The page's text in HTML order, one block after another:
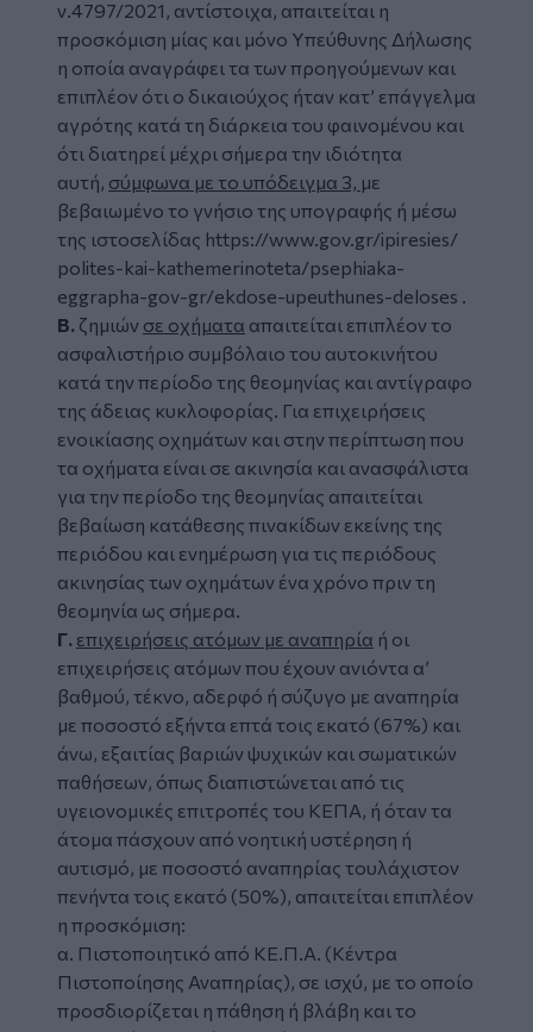
ν.4797/2021, αντίστοιχα, απαιτείται η
προσκόμιση μίας και μόνο Υπεύθυνης Δήλωσης
η οποία αναγράφει τα των προηγούμενων και
επιπλέον ότι ο δικαιούχος ήταν κατ’ επάγγελμα
αγρότης κατά τη διάρκεια του φαινομένου και
ότι διατηρεί μέχρι σήμερα την ιδιότητα
αυτή, σύμφωνα με το υπόδειγμα 3, με
βεβαιωμένο το γνήσιο της υπογραφής ή μέσω
της ιστοσελίδας https://www.gov.gr/ipiresies/
polites-kai-kathemerinoteta/psephiaka-
eggrapha-gov-gr/ekdose-upeuthunes-deloses .
Β. ζημιών σε οχήματα απαιτείται επιπλέον το
ασφαλιστήριο συμβόλαιο του αυτοκινήτου
κατά την περίοδο της θεομηνίας και αντίγραφο
της άδειας κυκλοφορίας. Για επιχειρήσεις
ενοικίασης οχημάτων και στην περίπτωση που
τα οχήματα είναι σε ακινησία και ανασφάλιστα
για την περίοδο της θεομηνίας απαιτείται
βεβαίωση κατάθεσης πινακίδων εκείνης της
περιόδου και ενημέρωση για τις περιόδους
ακινησίας των οχημάτων ένα χρόνο πριν τη
θεομηνία ως σήμερα.
Γ. επιχειρήσεις ατόμων με αναπηρία ή οι
επιχειρήσεις ατόμων που έχουν ανιόντα α’
βαθμού, τέκνο, αδερφό ή σύζυγο με αναπηρία
με ποσοστό εξήντα επτά τοις εκατό (67%) και
άνω, εξαιτίας βαριών ψυχικών και σωματικών
παθήσεων, όπως διαπιστώνεται από τις
υγειονομικές επιτροπές του ΚΕΠΑ, ή όταν τα
άτομα πάσχουν από νοητική υστέρηση ή
αυτισμό, με ποσοστό αναπηρίας τουλάχιστον
πενήντα τοις εκατό (50%), απαιτείται επιπλέον
η προσκόμιση:
α. Πιστοποιητικό από ΚΕ.Π.Α. (Κέντρα
Πιστοποίησης Αναπηρίας), σε ισχύ, με το οποίο
προσδιορίζεται η πάθηση ή βλάβη και το